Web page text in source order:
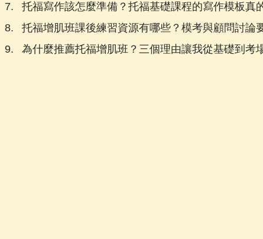
托福寫作該怎麼準備？托福基礎課程的寫作模板真
托福增肌班課後練習資源有哪些？模考與顧問討論
為什麼推薦托福增肌班？三個理由讓我從基礎到考